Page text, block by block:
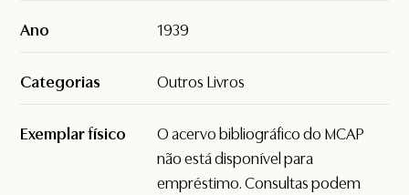
Ano 1939
Categorias Outros Livros
Exemplar físico
O acervo bibliográfico do MCAP
não está disponível para
empréstimo. Consultas podem